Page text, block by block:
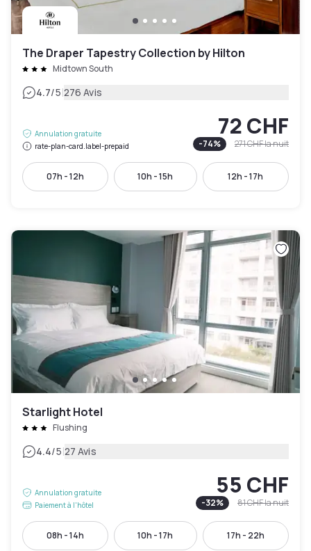
The Draper Tapestry Collection by Hilton
Midtown South
4.7/5|276 Avis
Annulation gratuite
rate-plan-card.label-prepaid
72 CHF
-74% 271 CHFla nuit
07h - 12h 10h - 15h 12h - 17h
Starlight Hotel
Flushing
4.4/5|27 Avis
Annulation gratuite
Paiement à l'hôtel
55 CHF
-32% 81 CHFla nuit
08h - 14h 10h - 17h 17h - 22h